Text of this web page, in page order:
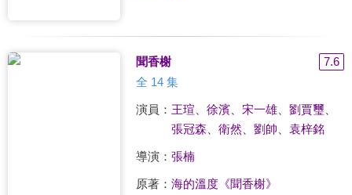
聞香榭
7.6
全 14 集
演員： 王瑄 徐濱、 宋一雄、 劉賈璽、
張冠森
衛然 劉帥 袁梓銘
導演： 張楠
原著： 海的溫度《聞香榭》